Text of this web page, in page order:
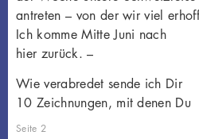
antreten – von der wir viel
Ich komme Mitte Juni nach
hier zurück. –
Wie verabredet sende ich Dir
10 Zeichnungen, mit denen Du
Seite 2